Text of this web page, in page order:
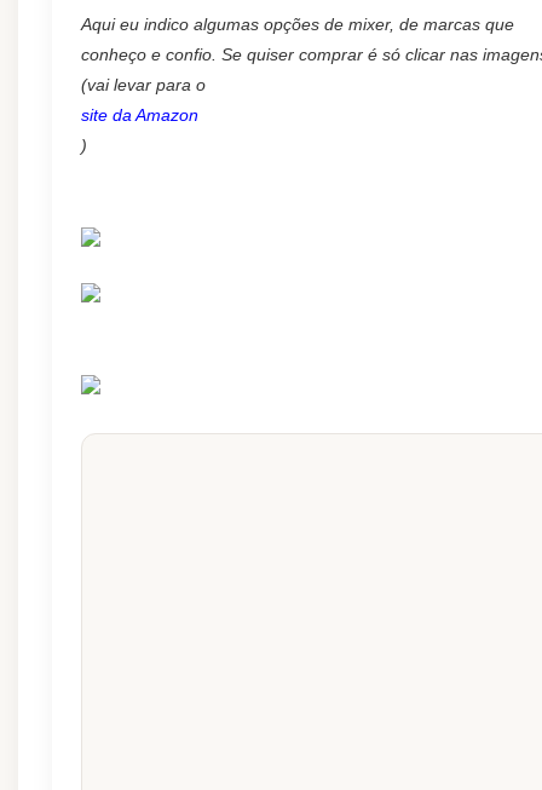
Aqui eu indico algumas opções de mixer, de marcas que
conheço e confio. Se quiser comprar é só clicar nas
(vai levar para o
site da Amazon
)